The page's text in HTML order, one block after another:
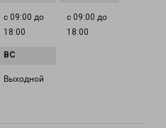
с 09:00 до
18:00
с 09:00 до
18:00
Выходной